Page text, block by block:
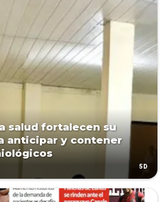
salud fortalecen su
anticipar y contener
5D